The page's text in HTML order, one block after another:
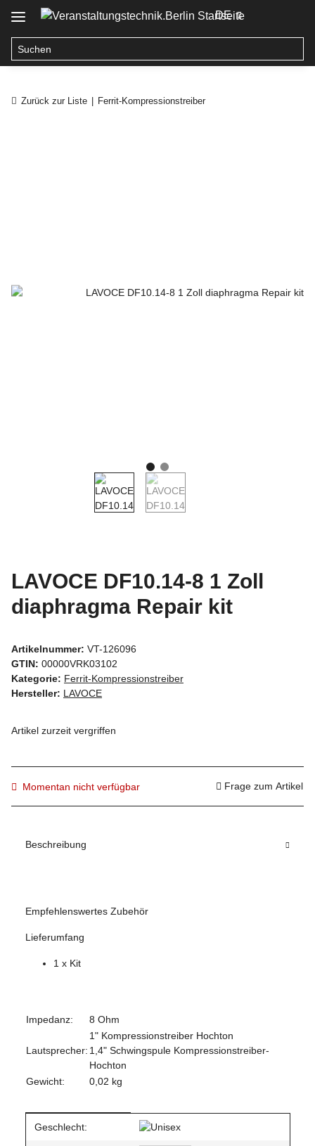
DE
Zurück zur Liste Ferrit-Kompressionstreiber
LAVOCE DF10.14-8 1 Zoll
diaphragma Repair kit
Artikelnummer: VT-126096
GTIN: 00000VRK03102
Kategorie: Ferrit-Kompressionstreiber
Hersteller: LAVOCE
Artikel zurzeit vergriffen
Momentan nicht verfügbar Frage zum Artikel
Beschreibung
Empfehlenswertes Zubehör
Lieferumfang
1 x Kit
Impedanz: 8 Ohm
Lautsprecher:
1" Kompressionstreiber Hochton
1,4" Schwingspule Kompressionstreiber-
Hochton
Gewicht:
0,02 kg
Produkteigenschaft
Wert
Geschlecht: